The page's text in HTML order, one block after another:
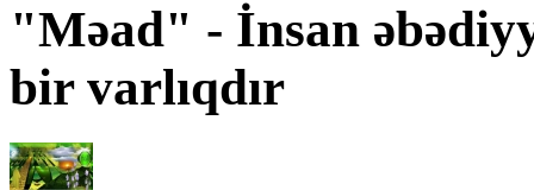
"Məad" - İnsan
bir varlıqdır